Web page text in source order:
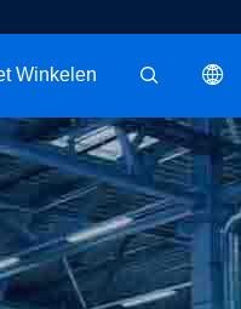
描述
Winkelen